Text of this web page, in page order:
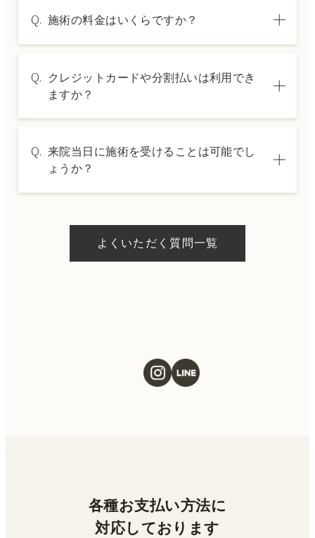
Q. 施術の料金はいくらですか？
は料金表ページをご確認いただくか、カウン
セリングでご案内いたします。
Q. クレジットカードや分割払いは利用でき
ますか？
した分割払いも可能です。詳細は受付スタッ
フにお問い合わせください。
Q. 来院当日に施術を受けることは可能でし
ょうか？
ただける施術もございます。当日の施術をご
希望の場合は、ご予約の際にお気軽にご相談
よくいただく質問一覧
各種お支払い方法に
対応しております